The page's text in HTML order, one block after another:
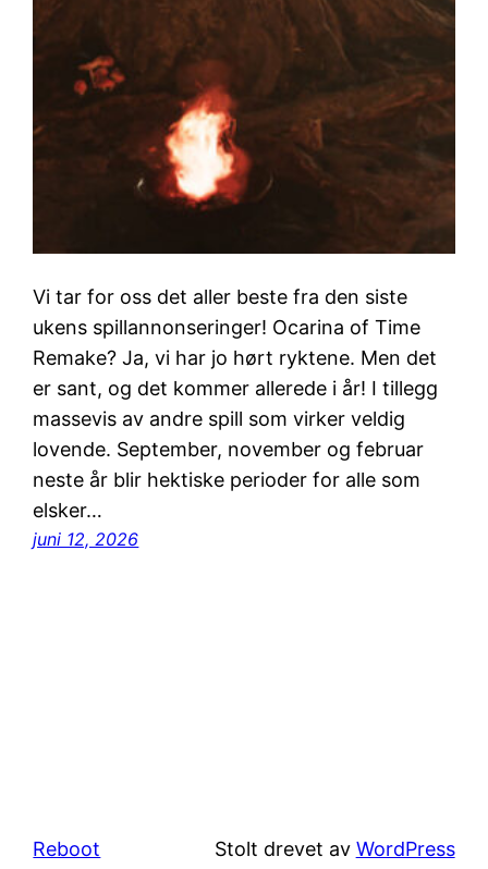
Vi tar for oss det aller beste fra den siste
ukens spillannonseringer! Ocarina of Time
Remake? Ja, vi har jo hørt ryktene. Men det
er sant, og det kommer allerede i år! I tillegg
massevis av andre spill som virker veldig
lovende. September, november og februar
neste år blir hektiske perioder for alle som
elsker…
juni 12, 2026
Reboot Stolt drevet av WordPress